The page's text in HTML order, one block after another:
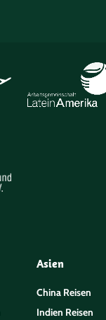
Asien
China Reisen
Indien Reisen